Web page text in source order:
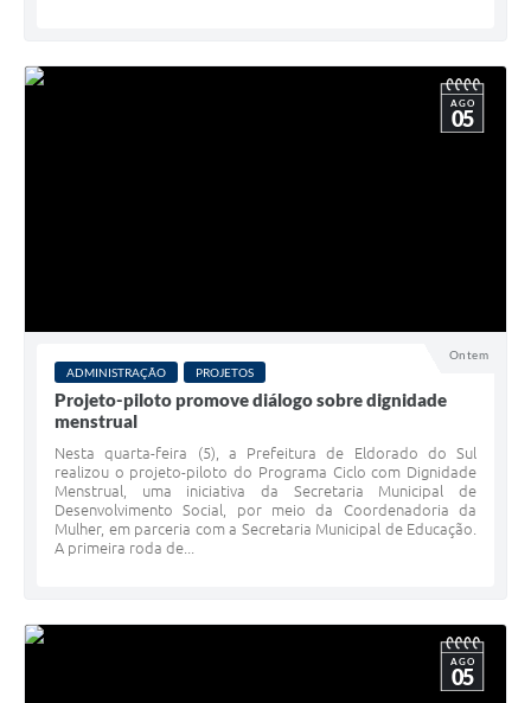
Ontem
AGO
05
ADMINISTRAÇÃO PROJETOS
Projeto-piloto promove diálogo sobre dignidade
menstrual
Nesta quarta-feira (5), a Prefeitura de Eldorado do Sul
realizou o projeto-piloto do Programa Ciclo com Dignidade
Menstrual, uma iniciativa da Secretaria Municipal de
Desenvolvimento Social, por meio da Coordenadoria da
Mulher, em parceria com a Secretaria Municipal de Educação.
A primeira roda de...
AGO
05